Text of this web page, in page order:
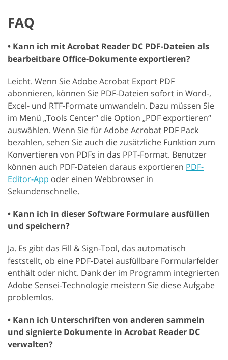
FAQ
• Kann ich mit Acrobat Reader DC PDF-Dateien als
bearbeitbare Office-Dokumente exportieren?
Leicht. Wenn Sie Adobe Acrobat Export PDF
abonnieren, können Sie PDF-Dateien sofort in Word-,
Excel- und RTF-Formate umwandeln. Dazu müssen Sie
im Menü „Tools Center“ die Option „PDF exportieren“
auswählen. Wenn Sie für Adobe Acrobat PDF Pack
bezahlen, sehen Sie auch die zusätzliche Funktion zum
Konvertieren von PDFs in das PPT-Format. Benutzer
können auch PDF-Dateien daraus exportieren PDF-
Editor-App oder einen Webbrowser in
Sekundenschnelle.
• Kann ich in dieser Software Formulare ausfüllen
und speichern?
Ja. Es gibt das Fill & Sign-Tool, das automatisch
feststellt, ob eine PDF-Datei ausfüllbare Formularfelder
enthält oder nicht. Dank der im Programm integrierten
Adobe Sensei-Technologie meistern Sie diese Aufgabe
problemlos.
• Kann ich Unterschriften von anderen sammeln
und signierte Dokumente in Acrobat Reader DC
verwalten?